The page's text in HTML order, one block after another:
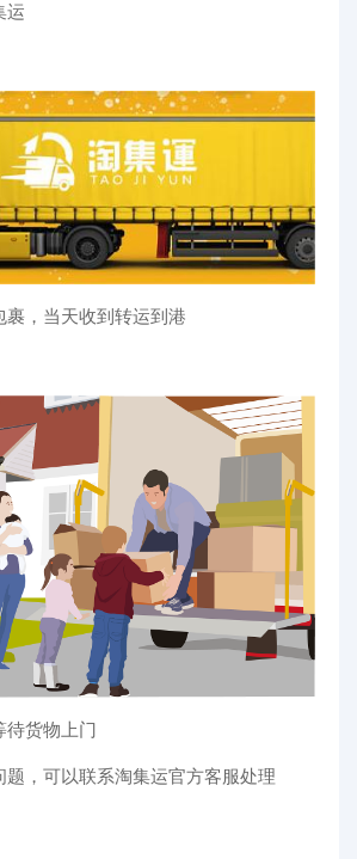
运
裹，当天收到转运到港
待货物上门
题，可以联系淘集运官方客服处理